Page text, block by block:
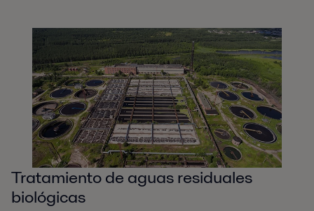
Tratamiento de aguas residuales
biológicas